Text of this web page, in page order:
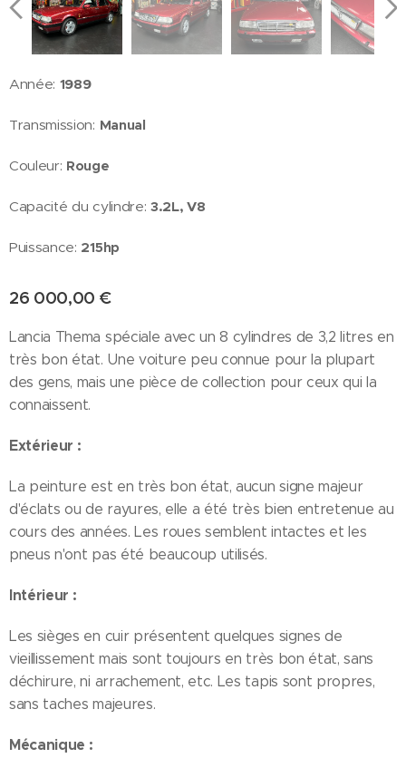
Année: 1989
Transmission: Manual
Couleur: Rouge
Capacité du cylindre: 3.2L, V8
Puissance: 215hp
26 000,00 €
Lancia Thema spéciale avec un 8 cylindres de 3,2 litres en
très bon état. Une voiture peu connue pour la plupart
des gens, mais une pièce de collection pour ceux qui la
connaissent.
Extérieur :
La peinture est en très bon état, aucun signe majeur
d'éclats ou de rayures, elle a été très bien entretenue au
cours des années. Les roues semblent intactes et les
pneus n'ont pas été beaucoup utilisés.
Intérieur :
Les sièges en cuir présentent quelques signes de
vieillissement mais sont toujours en très bon état, sans
déchirure, ni arrachement, etc. Les tapis sont propres,
sans taches majeures.
Mécanique :